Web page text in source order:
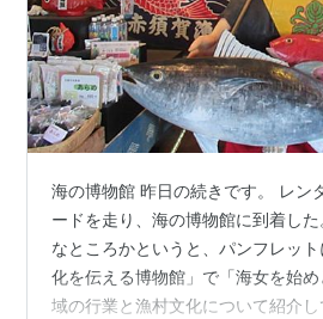
海の博物館 昨日の続きです。 レン
ードを走り、海の博物館に到着し
なところかというと、パンフレッ
化を伝える博物館」で「海女を始
域の行業と漁村文化について紹介し